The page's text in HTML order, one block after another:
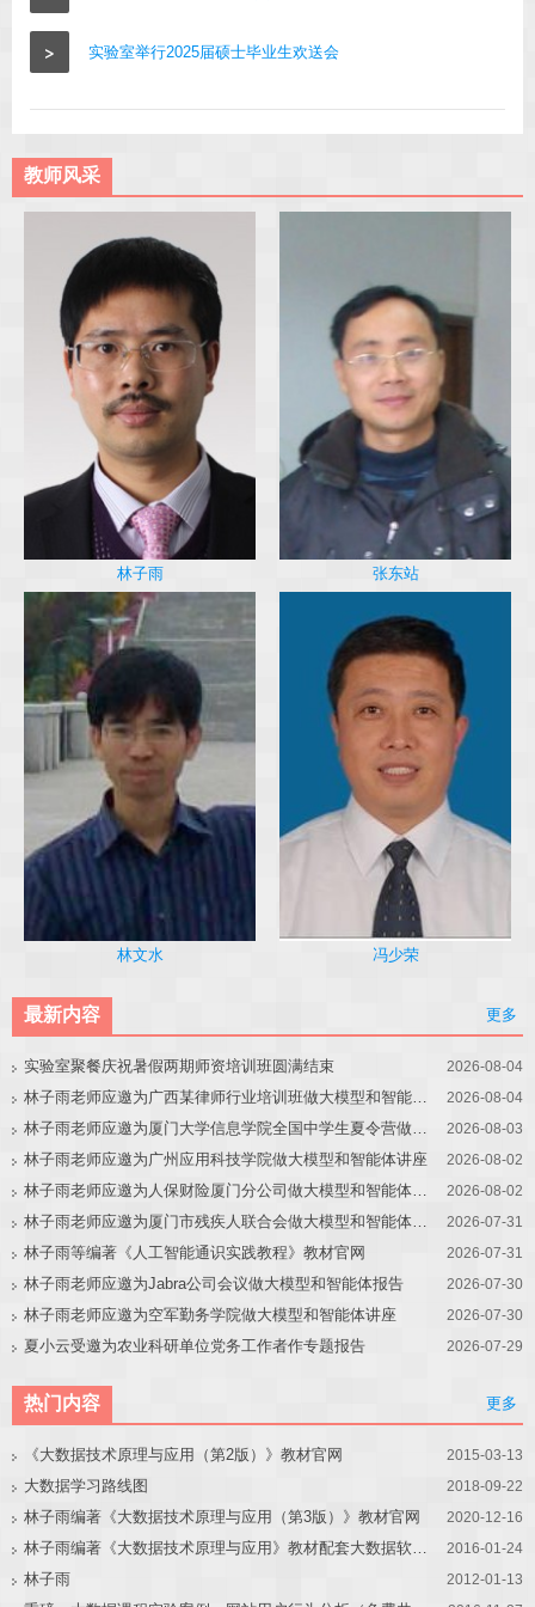
> 实验室举行2025届硕士毕业生欢送会
教师风采
林子雨 张东站
林文水 冯少荣
最新内容 更多
实验室聚餐庆祝暑假两期师资培训班圆满结束 2026-08-04
2026-08-04
2026-08-03
林子雨老师应邀为广州应用科技学院做大模型和智能体讲座 2026-08-02
2026-08-02
2026-07-31
林子雨等编著《人工智能通识实践教程》教材官网 2026-07-31
林子雨老师应邀为Jabra公司会议做大模型和智能体报告 2026-07-30
林子雨老师应邀为空军勤务学院做大模型和智能体讲座 2026-07-30
夏小云受邀为农业科研单位党务工作者作专题报告 2026-07-29
热门内容 更多
《大数据技术原理与应用（第2版）》教材官网 2015-03-13
大数据学习路线图 2018-09-22
林子雨编著《大数据技术原理与应用（第3版）》教材官网 2020-12-16
2016-01-24
林子雨 2012-01-13